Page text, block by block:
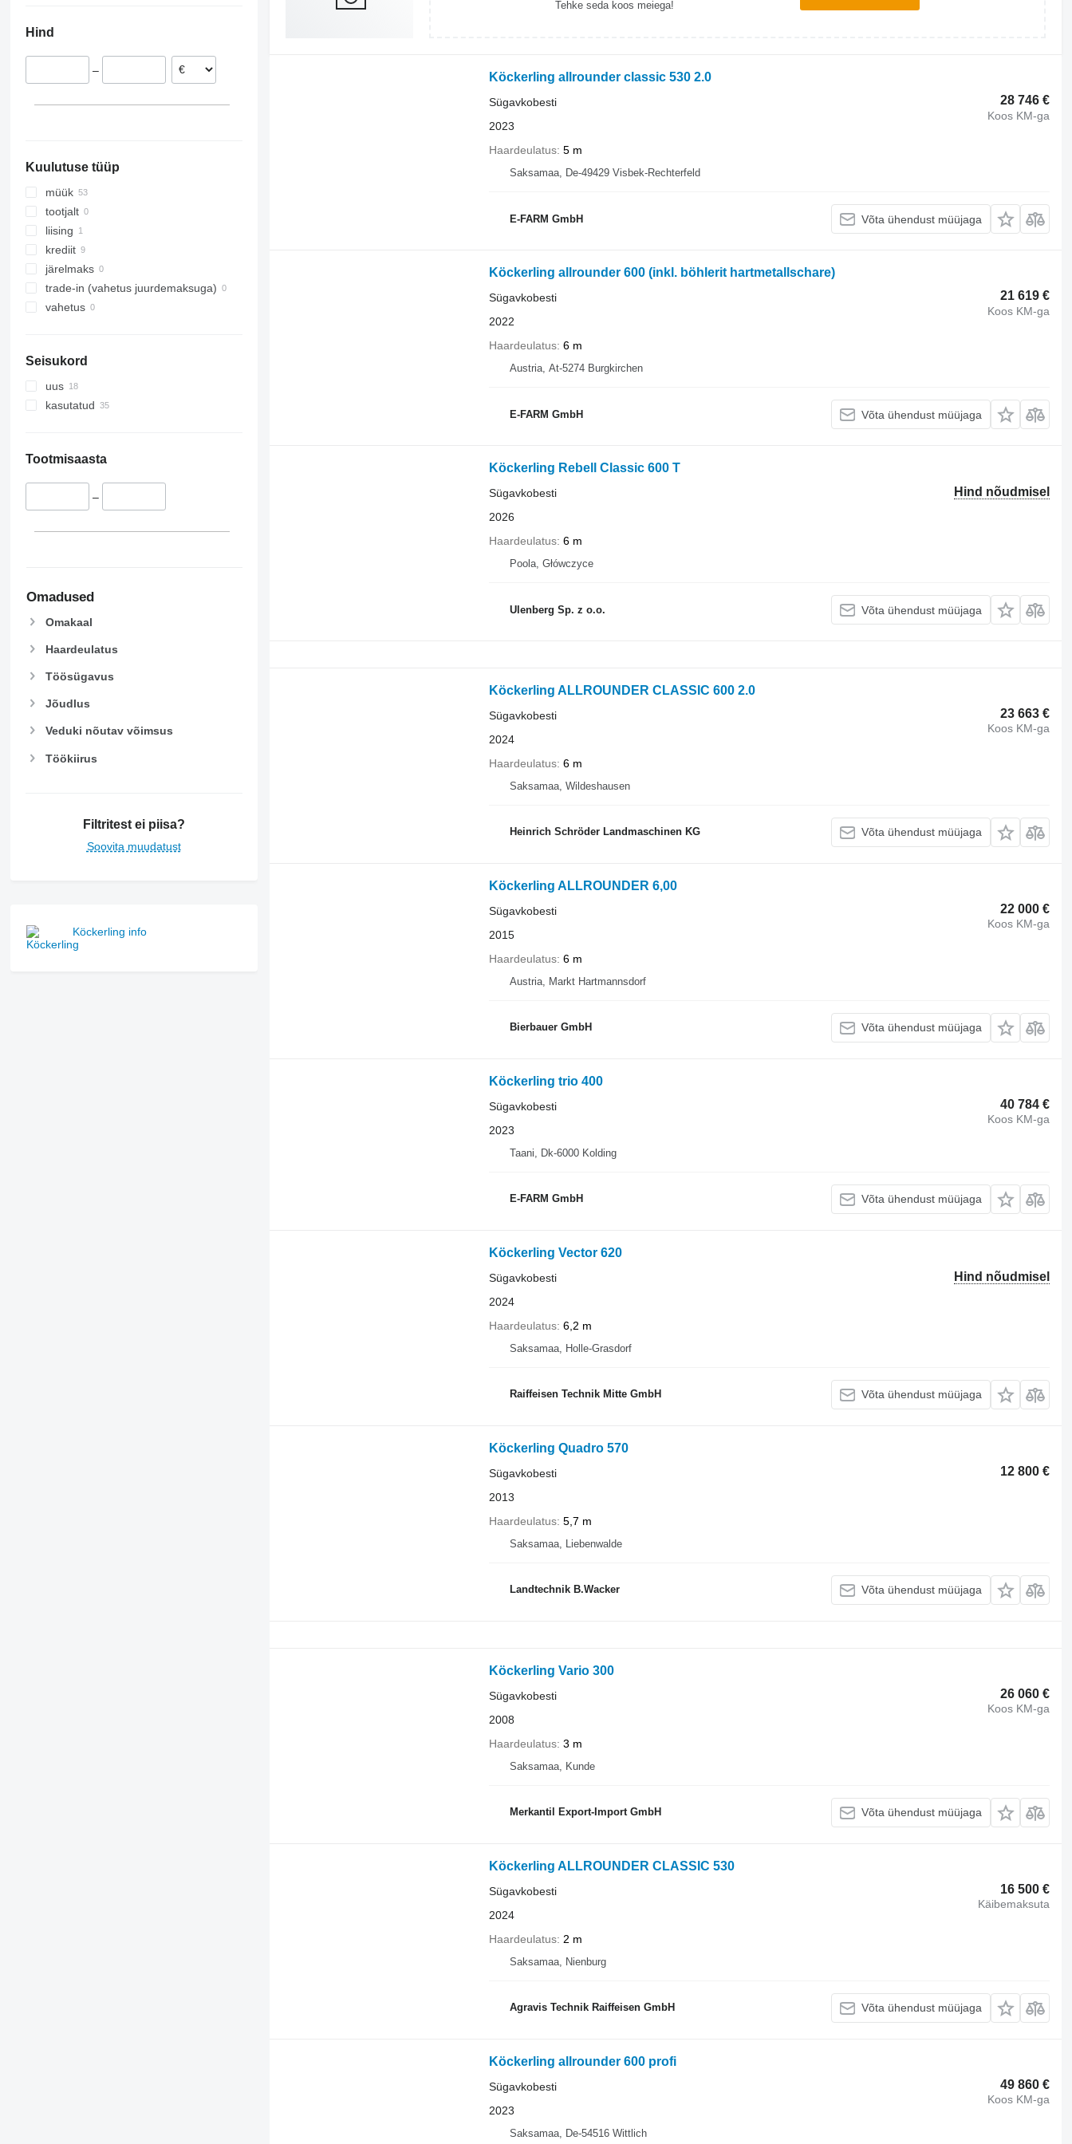
Hind
–
Kuulutuse tüüp
müük
tootjalt
liising
krediit
järelmaks
trade-in (vahetus juurdemaksuga)
vahetus
Seisukord
uus
kasutatud
Tootmisaasta
–
Omadused
Omakaal
Haardeulatus
Töösügavus
Jõudlus
Veduki nõutav võimsus
Töökiirus
Filtritest ei piisa?
Soovita muudatust
Köckerling info
Tehke seda koos meiega!
Köckerling allrounder classic 530 2.0
28 746 €
Koos KM-ga
Sügavkobesti
2023
Haardeulatus 5 m
Saksamaa, De-49429 Visbek-Rechterfeld
E-FARM GmbH Võta ühendust müüjaga
Köckerling allrounder 600 (inkl. böhlerit hartmetallschare)
21 619 €
Koos KM-ga
Sügavkobesti
2022
Haardeulatus 6 m
Austria, At-5274 Burgkirchen
E-FARM GmbH Võta ühendust müüjaga
Köckerling Rebell Classic 600 T
Hind nõudmisel
Sügavkobesti
2026
Haardeulatus 6 m
Poola, Główczyce
Ulenberg Sp. z o.o. Võta ühendust müüjaga
Köckerling ALLROUNDER CLASSIC 600 2.0
23 663 €
Koos KM-ga
Sügavkobesti
2024
Haardeulatus 6 m
Saksamaa, Wildeshausen
Heinrich Schröder Landmaschinen KG Võta ühendust müüjaga
Köckerling ALLROUNDER 6,00
22 000 €
Koos KM-ga
Sügavkobesti
2015
Haardeulatus 6 m
Austria, Markt Hartmannsdorf
Bierbauer GmbH Võta ühendust müüjaga
Köckerling trio 400
40 784 €
Koos KM-ga
Sügavkobesti
2023
Taani, Dk-6000 Kolding
E-FARM GmbH Võta ühendust müüjaga
Köckerling Vector 620
Hind nõudmisel
Sügavkobesti
2024
Haardeulatus 6,2 m
Saksamaa, Holle-Grasdorf
Raiffeisen Technik Mitte GmbH Võta ühendust müüjaga
Köckerling Quadro 570
12 800 €
Sügavkobesti
2013
Haardeulatus 5,7 m
Saksamaa, Liebenwalde
Landtechnik B.Wacker Võta ühendust müüjaga
Köckerling Vario 300
26 060 €
Koos KM-ga
Sügavkobesti
2008
Haardeulatus 3 m
Saksamaa, Kunde
Merkantil Export-Import GmbH Võta ühendust müüjaga
Köckerling ALLROUNDER CLASSIC 530
16 500 €
Käibemaksuta
Sügavkobesti
2024
Haardeulatus 2 m
Saksamaa, Nienburg
Agravis Technik Raiffeisen GmbH Võta ühendust müüjaga
Köckerling allrounder 600 profi
49 860 €
Koos KM-ga
Sügavkobesti
2023
Saksamaa, De-54516 Wittlich